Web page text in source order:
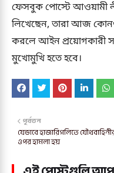
ফেসবুক পোস্টে আওয়ামী
লিখেছেন, তারা আজ কোনও
করলে আইন প্রয়োগকারী
মুখোমুখি হতে হবে।
পূর্বতন
যেভাবে হাজারিগলিতে
ওপর হামলা হয়